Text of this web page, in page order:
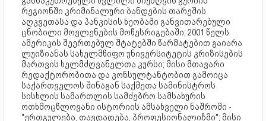
რეგიონში კრიმინალური ბანდების თარეშის
აღკვეთასა და პანკისის ხეობაში განვითარებული
ცნობილი მოვლენების მოწესრიგებაში; 2001 წელს
ამერიკის შეერთებულ შტატებში წარმატებით გაიარა
ლუიზიანას სახელმწიფო უნივერსიტეტის კრიზისების
მართვის ხელმძღვანელთა კურსი; მისი მთავარი
რედაქტორობითა და კონსულტანტობით გამოიცა
საქართველოს შინაგან საქმეთა სამინისტროს
სისხლის სამართლის სამძებრო სამსახურის
ოთხმოცწლოვანი ისტორიის ამსახველი ნაშრომი -
"ერთგულება, თავდადება, პროფესიონალიზმი"; მისი